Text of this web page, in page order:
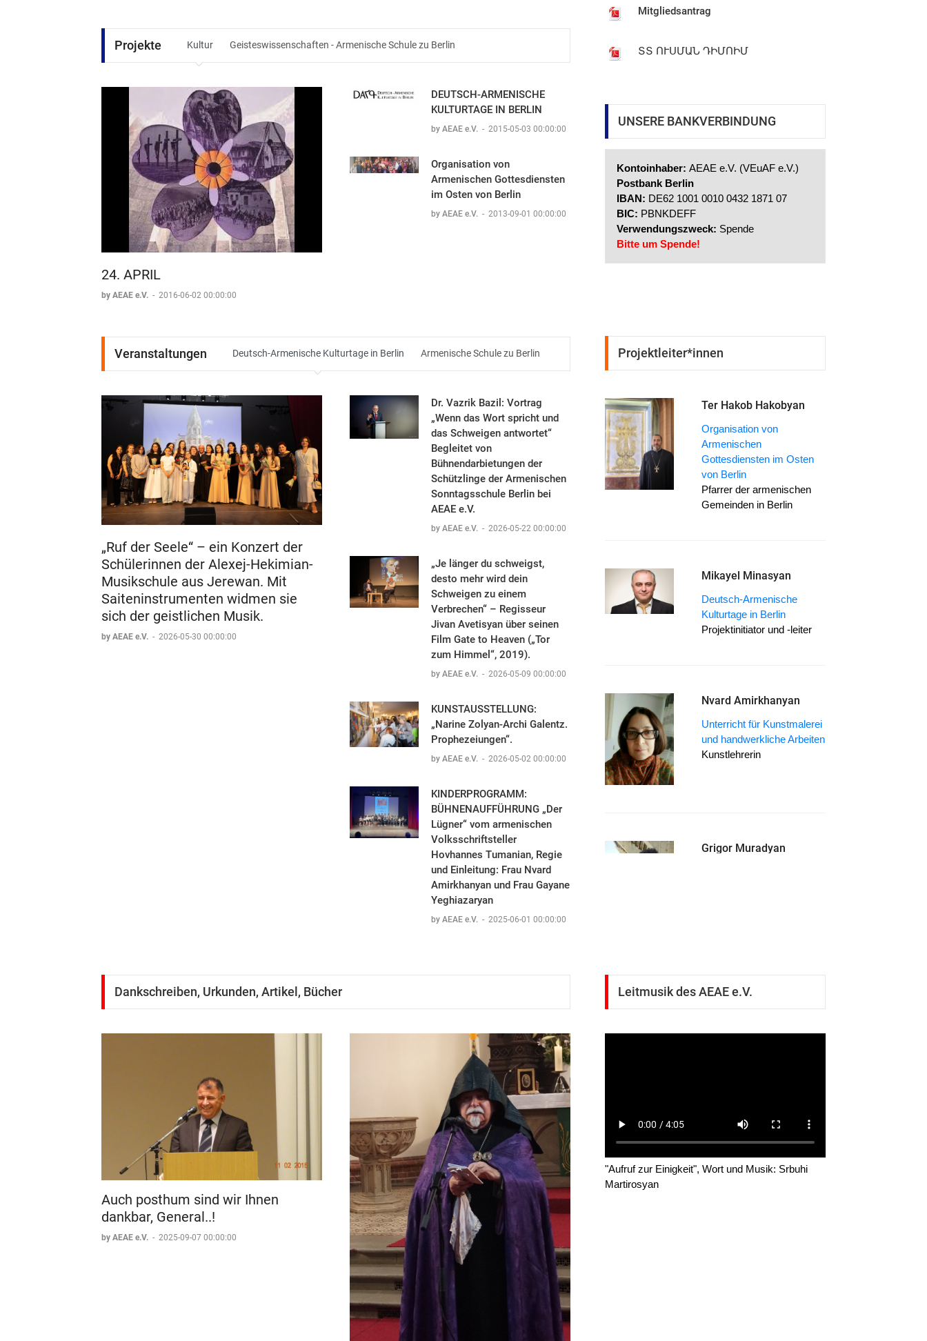
Projekte Kultur Geisteswissenschaften - Armenische Schule zu Berlin
24. APRIL
by AEAE e.V. - 2016-06-02 00:00:00
DEUTSCH-ARMENISCHE
KULTURTAGE IN BERLIN
by AEAE e.V. - 2015-05-03 00:00:00
Organisation von
Armenischen Gottesdiensten
im Osten von Berlin
by AEAE e.V. - 2013-09-01 00:00:00
Veranstaltungen Deutsch-Armenische Kulturtage in Berlin Armenische Schule zu Berlin
„Ruf der Seele“ – ein Konzert der
Schülerinnen der Alexej-Hekimian-
Musikschule aus Jerewan. Mit
Saiteninstrumenten widmen sie
sich der geistlichen Musik.
by AEAE e.V. - 2026-05-30 00:00:00
Dr. Vazrik Bazil: Vortrag
„Wenn das Wort spricht und
das Schweigen antwortet“
Begleitet von
Bühnendarbietungen der
Schützlinge der Armenischen
Sonntagsschule Berlin bei
AEAE e.V.
by AEAE e.V. - 2026-05-22 00:00:00
„Je länger du schweigst,
desto mehr wird dein
Schweigen zu einem
Verbrechen“ – Regisseur
Jivan Avetisyan über seinen
Film Gate to Heaven („Tor
zum Himmel“, 2019).
by AEAE e.V. - 2026-05-09 00:00:00
KUNSTAUSSTELLUNG:
„Narine Zolyan-Archi Galentz.
Prophezeiungen“.
by AEAE e.V. - 2026-05-02 00:00:00
KINDERPROGRAMM:
BÜHNENAUFFÜHRUNG „Der
Lügner“ vom armenischen
Volksschriftsteller
Hovhannes Tumanian, Regie
und Einleitung: Frau Nvard
Amirkhanyan und Frau Gayane
Yeghiazaryan
by AEAE e.V. - 2025-06-01 00:00:00
Tätigkeitsbericht 2012-2013
Tätigkeitsbericht-2014
Tätigkeitsbericht-2016
Tätigkeitsbericht-2017
Tätigkeitsbericht-2018
Mitgliedsantrag
ՏՏ ՈՒՍՄԱՆ ԴԻՄՈԻՄ
UNSERE BANKVERBINDUNG
Kontoinhaber: AEAE e.V. (VEuAF e.V.)
Postbank Berlin
IBAN: DE62 1001 0010 0432 1871 07
BIC: PBNKDEFF
Verwendungszweck: Spende
Bitte um Spende!
Projektleiter*innen
Ter Hakob Hakobyan
Organisation von
Armenischen
Gottesdiensten im Osten
von Berlin
Pfarrer der armenischen
Gemeinden in Berlin
Mikayel Minasyan
Deutsch-Armenische
Kulturtage in Berlin
Projektinitiator und -leiter
Nvard Amirkhanyan
Unterricht für Kunstmalerei
und handwerkliche Arbeiten
Kunstlehrerin
Grigor Muradyan
Dankschreiben, Urkunden, Artikel, Bücher
Auch posthum sind wir Ihnen
dankbar, General..!
by AEAE e.V. - 2025-09-07 00:00:00
Leitmusik des AEAE e.V.
"Aufruf zur Einigkeit", Wort und Musik: Srbuhi
Martirosyan